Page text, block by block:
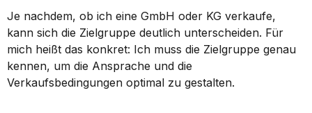
Je nachdem, ob ich eine GmbH oder KG verkaufe,
kann sich die Zielgruppe deutlich unterscheiden. Für
mich heißt das konkret: Ich muss die Zielgruppe genau
kennen, um die Ansprache und die
Verkaufsbedingungen optimal zu gestalten.